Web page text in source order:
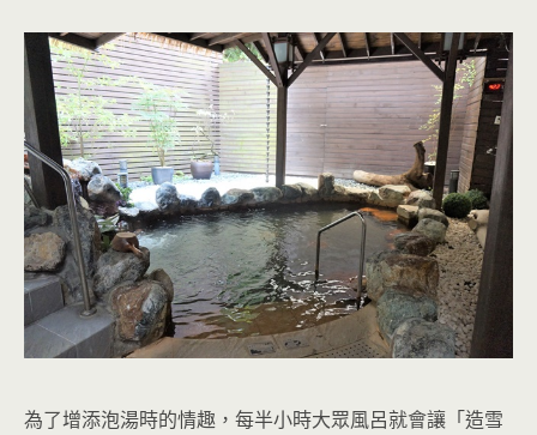
為了增添泡湯時的情趣，每半小時大眾風呂就會讓「造雪